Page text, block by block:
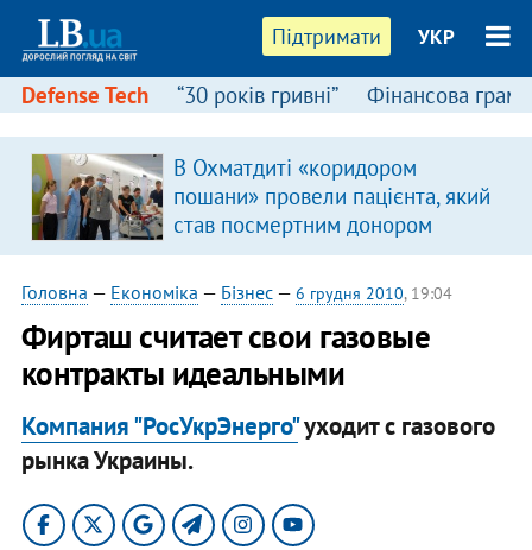
Підтримати УКР
Defense Tech “30 років гривні” Фінансова
В Охматдиті «коридором
пошани» провели пацієнта, який
став посмертним донором
Головна — Економіка — Бізнес— 6 грудня 2010, 19:04
Фирташ считает свои газовые
контракты идеальными
Компания "РосУкрЭнерго"уходит с газового
рынка Украины.